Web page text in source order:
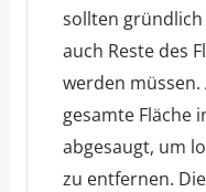
sollten
auch Reste des
werden
gesamte Fläche
abgesaugt, um
zu entfernen.